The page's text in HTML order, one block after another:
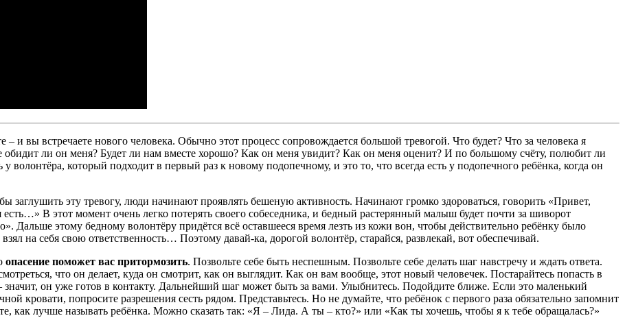
– и вы встречаете нового человека. Обычно этот процесс сопровождается большой тревогой. Что будет? Что за человека я
обидит ли он меня? Будет ли нам вместе хорошо? Как он меня увидит? Как он меня оценит? И по большому счёту, полюбит ли
волонтёра, который подходит в первый раз к новому подопечному, и это то, что всегда есть у подопечного ребёнка, когда он
заглушить эту тревогу, люди начинают проявлять бешеную активность. Начинают громко здороваться, говорить «Привет,
В этот момент очень легко потерять своего собеседника, и бедный растерянный малыш будет почти за шиворот
Дальше этому бедному волонтёру придётся всё оставшееся время лезть из кожи вон, чтобы действительно ребёнку было
на себя свою ответственность… Поэтому давай-ка, дорогой волонтёр, старайся, развлекай, вот обеспечивай.
опасение поможет вас притормозить. Позвольте себе быть неспешным. Позвольте себе делать шаг навстречу и ждать ответа.
что он делает, куда он смотрит, как он выглядит. Как он вам вообще, этот новый человечек. Постарайтесь попасть в
значит, он уже готов в контакту. Дальнейший шаг может быть за вами. Улыбнитесь. Подойдите ближе. Если это маленький
кровати, попросите разрешения сесть рядом. Представьтесь. Но не думайте, что ребёнок с первого раза обязательно запомнит
как лучше называть ребёнка. Можно сказать так: «Я – Лида. А ты – кто?» или «Как ты хочешь, чтобы я к тебе обращалась?»